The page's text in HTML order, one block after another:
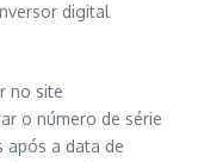
digital
no site
o número de série
após a data de